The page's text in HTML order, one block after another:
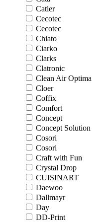
Catler
Cecotec
Cecotec
Chiato
Ciarko
Clarks
Clatronic
Clean Air Optima
Cloer
Coffix
Comfort
Concept
Concept Solution
Cosori
Cosori
Craft with Fun
Crystal Drop
CUISINART
Daewoo
Dallmayr
Day
DD-Print